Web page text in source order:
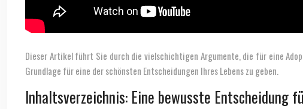
Dieser Artikel führt Sie durch die vielschichtigen Argumente, die für eine
Grundlage für eine der schönsten Entscheidungen Ihres Lebens zu geben.
Inhaltsverzeichnis: Eine bewusste Entscheidung